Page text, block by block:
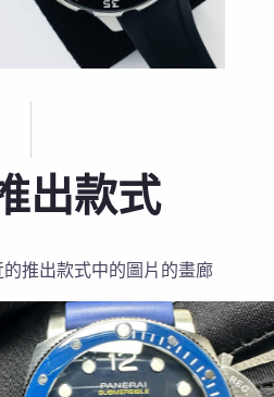
出款式
推出款式中的圖片的畫廊